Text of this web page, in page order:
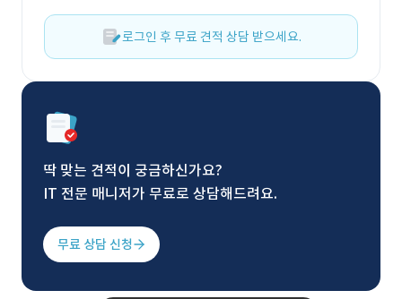
로그인 후 무료 견적 상담 받으세요.
딱 맞는 견적이 궁금하신가요?
IT 전문 매니저가 무료로 상담해드려요.
무료 상담 신청